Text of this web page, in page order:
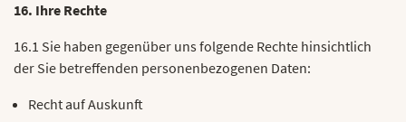
16. Ihre Rechte
16.1 Sie haben gegenüber uns folgende Rechte hinsichtlich
der Sie betreffenden personenbezogenen Daten:
Recht auf Auskunft